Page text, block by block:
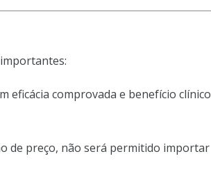
eficácia comprovada e benefício clínico
de preço, não será permitido importar